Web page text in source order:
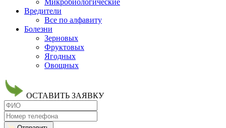
Микробиологические
Вредители
Все по алфавиту
Болезни
Зерновых
Фруктовых
Ягодных
Овощных
ОСТАВИТЬ ЗАЯВКУ